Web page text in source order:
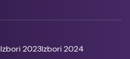
Izbori 2023Izbori 2024